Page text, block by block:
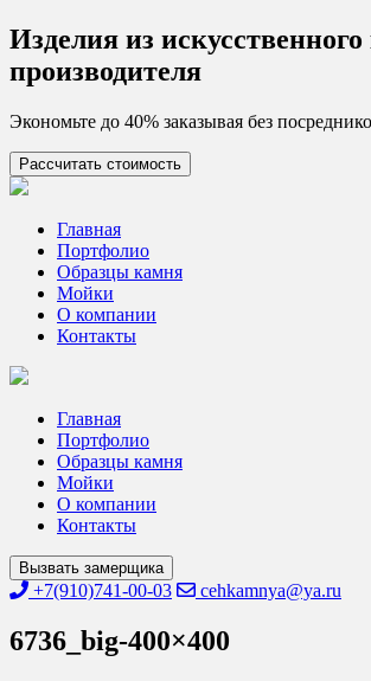
Skip
to
content
Изделия из
производителя
Экономьте до 40% заказывая без
Рассчитать стоимость
Цех камня
Столешницы из искусственного камня
Главная
Портфолио
Образцы камня
Мойки
О компании
Контакты
Главная
Портфолио
Образцы камня
Мойки
О компании
Контакты
Вызвать замерщика
+7(910)741-00-03 cehkamnya@ya.ru
6736_big-400×400